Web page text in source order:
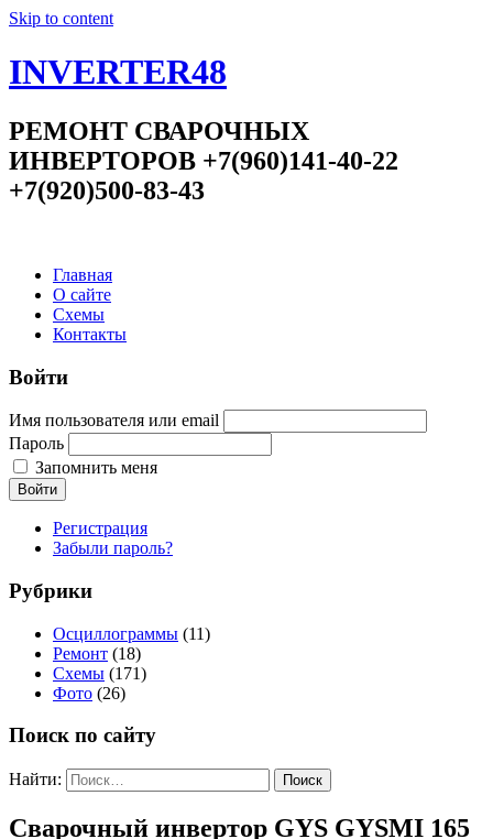
Skip to content
INVERTER48
РЕМОНТ СВАРОЧНЫХ
ИНВЕРТОРОВ +7(960)141-40-22
+7(920)500-83-43
Главная
О сайте
Схемы
Контакты
Войти
Имя пользователя или email
Пароль
Запомнить меня
Войти
Регистрация
Забыли пароль?
Рубрики
Осциллограммы (11)
Ремонт (18)
Схемы (171)
Фото (26)
Поиск по сайту
Найти:
Сварочный инвертор GYS GYSMI 165